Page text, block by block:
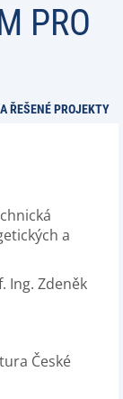
PRO
ŘEŠENÉ PROJEKTY
a
Ing. Zdeněk
České